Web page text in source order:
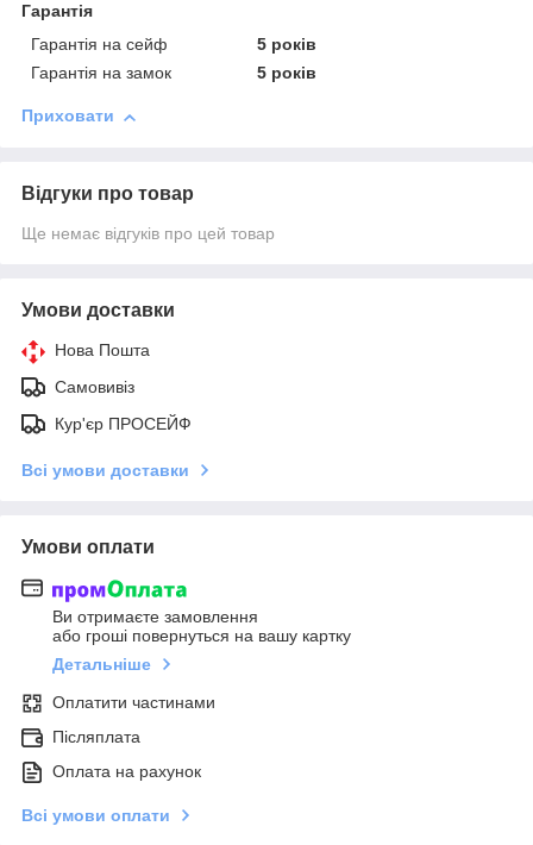
Гарантія
Гарантія на сейф
5 років
Гарантія на замок
5 років
Приховати
Відгуки про товар
Ще немає відгуків про цей товар
Умови доставки
Нова Пошта
Самовивіз
Кур'єр ПРОСЕЙФ
Всі умови доставки
Умови оплати
Ви отримаєте замовлення
або гроші повернуться на вашу картку
Детальніше
Оплатити частинами
Післяплата
Оплата на рахунок
Всі умови оплати